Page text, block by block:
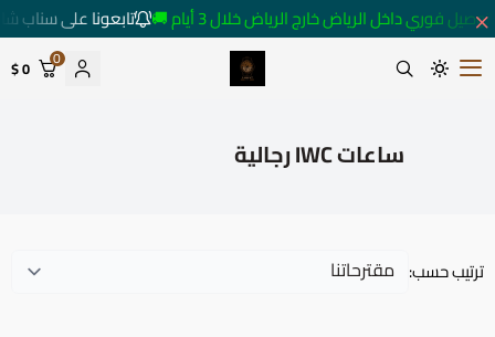
توصيل فوري داخل الرياض خارج الرياض خلال 3 أيام 🚚
تابعونا على سناب
متجر ساعات رومانس
0
0 $
ساعات IWC رجالية
ترتيب حسب: